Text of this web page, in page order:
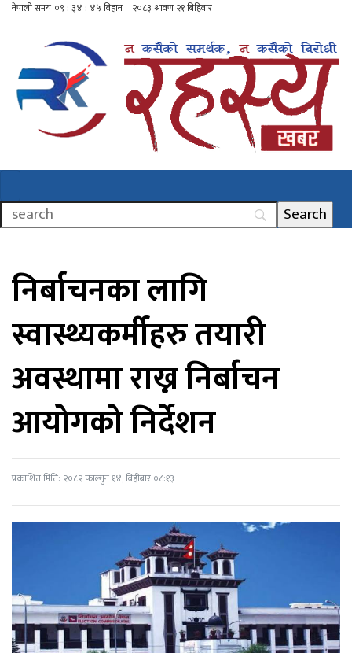
निर्बाचनका लागि
स्वास्थ्यकर्मीहरु तयारी
अवस्थामा राख्न निर्बाचन
आयोगको निर्देशन
प्रकाशित मिति: २०८२ फाल्गुन १४, बिहीबार ०८:१३